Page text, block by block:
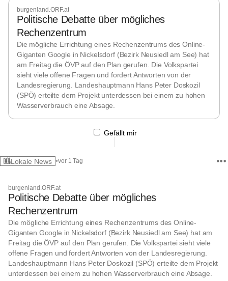
burgenland.ORF.at
Politische Debatte über mögliches
Rechenzentrum
Die mögliche Errichtung eines Rechenzentrums des Online-
Giganten Google in Nickelsdorf (Bezirk Neusiedl am See) hat
am Freitag die ÖVP auf den Plan gerufen. Die Volkspartei
sieht viele offene Fragen und fordert Antworten von der
Landesregierung. Landeshauptmann Hans Peter Doskozil
(SPÖ) erteilte dem Projekt unterdessen bei einem zu hohen
Wasserverbrauch eine Absage.
Gefällt mir
Lokale News •vor 1 Tag
burgenland.ORF.at
Politische Debatte über mögliches
Rechenzentrum
Die mögliche Errichtung eines Rechenzentrums des Online-
Giganten Google in Nickelsdorf (Bezirk Neusiedl am See) hat am
Freitag die ÖVP auf den Plan gerufen. Die Volkspartei sieht viele
offene Fragen und fordert Antworten von der Landesregierung.
Landeshauptmann Hans Peter Doskozil (SPÖ) erteilte dem Projekt
unterdessen bei einem zu hohen Wasserverbrauch eine Absage.